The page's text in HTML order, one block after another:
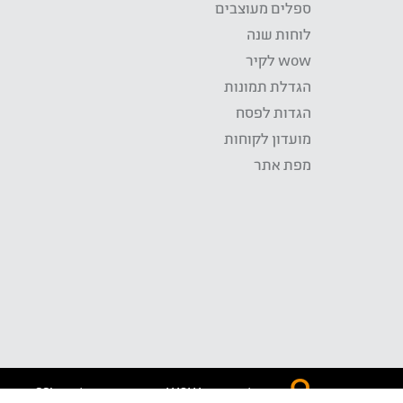
ספלים מעוצבים
לוחות שנה
wow לקיר
הגדלת תמונות
הגדות לפסח
מועדון לקוחות
מפת אתר
התשלום באתר WOW מאובטח בטכנולוגית SSL